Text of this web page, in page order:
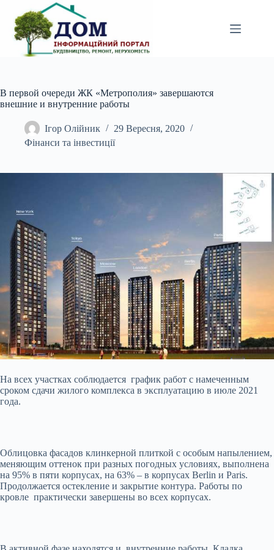
вмісту
В первой очереди ЖК «Метрополия» завершаются
внешние и внутренние работы
Ігор Олійник
29 Вересня, 2020
Фінанси та інвестиції
На всех участках соблюдается график работ с намеченным
сроком сдачи жилого комплекса в эксплуатацию в июле 2021
года.
Облицовка фасадов клинкерной плиткой с особым напылением,
меняющим оттенок при разных погодных условиях, выполнена
на 95% в пяти корпусах, на 63% – в корпусах Berlin и Paris.
Продолжается остекление и закрытие контура. Работы по
кровле практически завершены во всех корпусах.